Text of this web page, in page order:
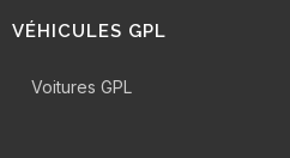
VÉHICULES GPL
Voitures GPL